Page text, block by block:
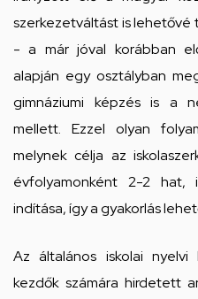
feladatellátási
hely
szerkezetváltást is lehetővé
- a már jóval korábban
alapján egy osztályban
gimnáziumi képzés is a
mellett. Ezzel olyan
melynek célja az
évfolyamonként 2-2 hat,
indítása, így a gyakorlás
Az általános iskolai
kezdők számára hirdetett